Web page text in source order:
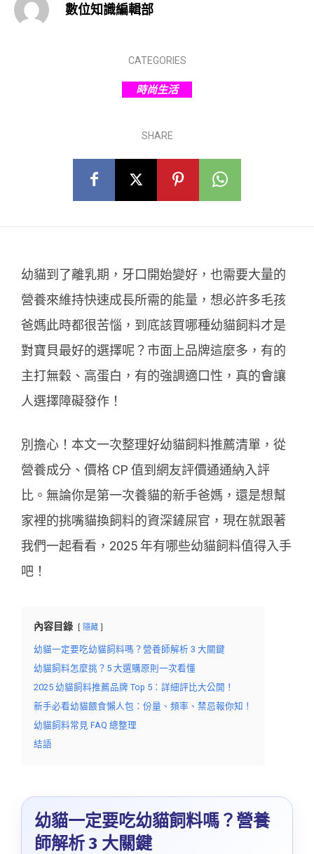
數位知識編輯部
CATEGORIES
時尚生活
SHARE
幼貓到了離乳期，牙口開始變好，也需要大量的
營養來維持快速成長所需的能量，想必許多毛孩
爸媽此時都很苦惱，到底該買哪種幼貓飼料才是
對寶貝最好的選擇呢？市面上品牌這麼多，有的
主打無穀、高蛋白，有的強調適口性，真的會讓
人選擇障礙發作！
別擔心！本文一次整理好幼貓飼料推薦清單，從
營養成分、價格 CP 值到網友評價通通納入評
比。無論你是第一次養貓的新手爸媽，還是想幫
家裡的挑嘴貓換飼料的資深鏟屎官，現在就跟著
我們一起看看，2025 年有哪些幼貓飼料值得入手
吧！
內容目錄 隱藏
幼貓一定要吃幼貓飼料嗎？營養師解析 3 大關鍵
幼貓飼料怎麼挑？5 大選購原則一次看懂
2025 幼貓飼料推薦品牌 Top 5：詳細評比大公開！
新手必看幼貓餵食懶人包：份量、頻率、禁忌報你知！
幼貓飼料常見 FAQ 總整理
結語
幼貓一定要吃幼貓飼料嗎？營養
師解析 3 大關鍵